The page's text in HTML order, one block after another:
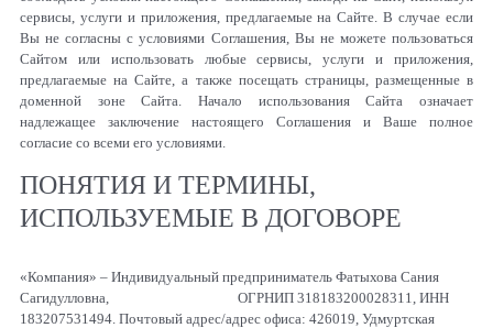
сервисы, услуги и приложения, предлагаемые на Сайте. В случае если
Вы не согласны с условиями Соглашения, Вы не можете пользоваться
Сайтом или использовать любые сервисы, услуги и приложения,
предлагаемые на Сайте, а также посещать страницы, размещенные в
доменной зоне Сайта. Начало использования Сайта означает
надлежащее заключение настоящего Соглашения и Ваше полное
согласие со всеми его условиями.
ПОНЯТИЯ И ТЕРМИНЫ,
ИСПОЛЬЗУЕМЫЕ В ДОГОВОРЕ
«Компания» – Индивидуальный предприниматель Фатыхова Сания
Сагидулловна, ОГРНИП 318183200028311, ИНН
183207531494. Почтовый адрес/адрес офиса: 426019, Удмуртская